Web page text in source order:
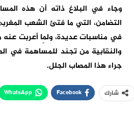
وجاء في البلاغ ذاته أن هذه
التضامن، التي ما فتئ الشعب
في مناسبات عديدة، ولِما أعربت عنه
والنقابية من تجند للمساهمة في
جراء هذا المصاب الجلل.
شارك Facebook
WhatsApp